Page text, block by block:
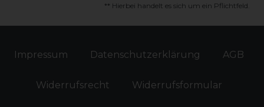
** Hierbei handelt es sich um ein Pflichtfeld.
Impressum Daten­schutz­erklärung AGB
Widerrufs­recht Widerrufs­formular